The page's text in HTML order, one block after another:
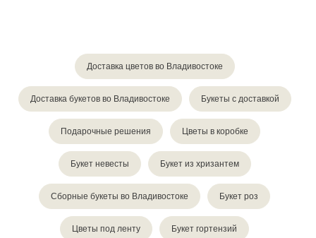
Доставка цветов во Владивостоке
Доставка букетов во Владивостоке Букеты с доставкой
Подарочные решения Цветы в коробке
Букет невесты Букет из хризантем
Сборные букеты во Владивостоке Букет роз
Цветы под ленту Букет гортензий